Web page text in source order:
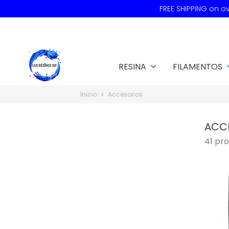
FREE SHIPPING on
RESINA keyboard_arrow_down FILAMENTOS
Inicio Accesorios
41